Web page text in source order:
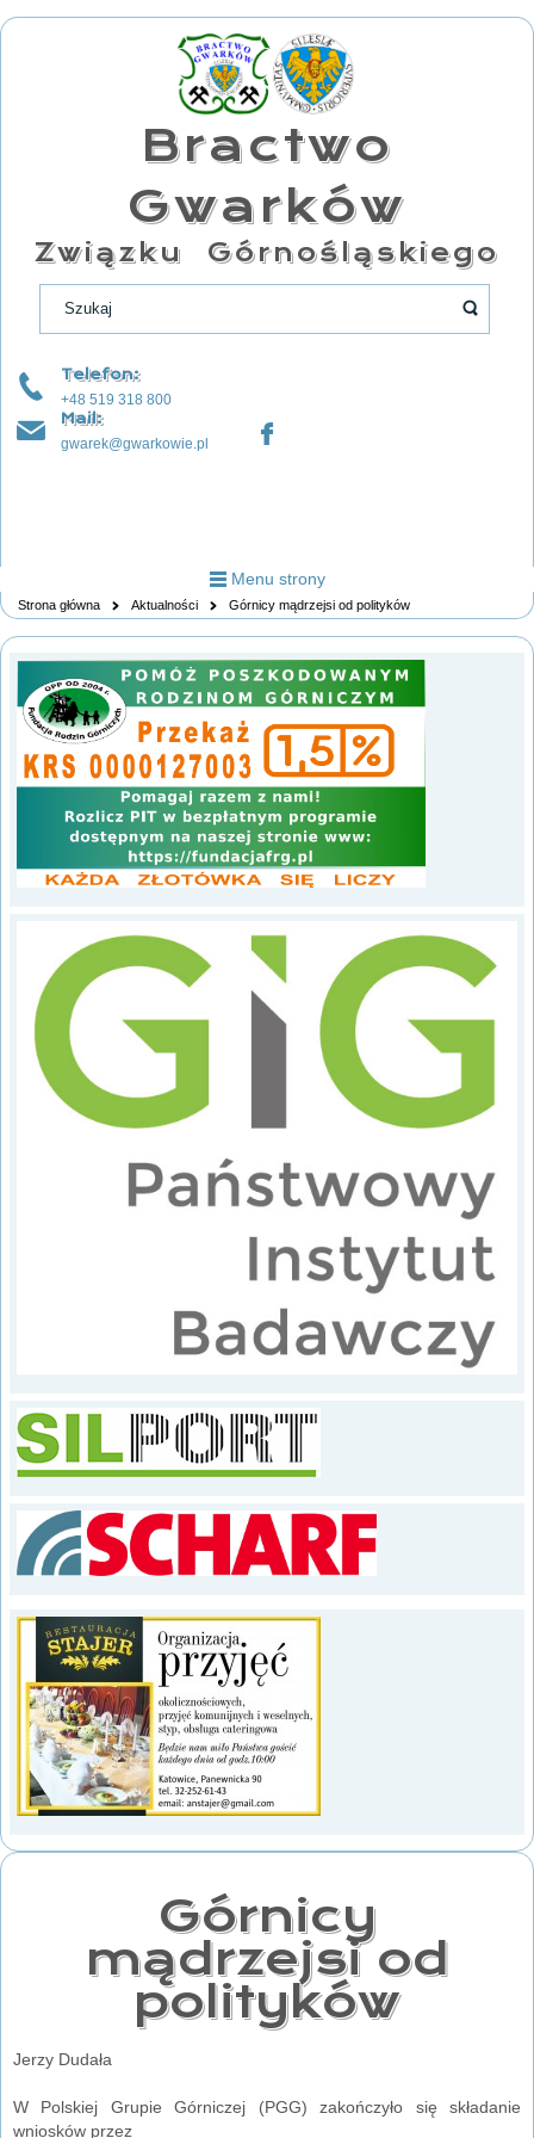
Bractwo
Gwarków
Związku Górnośląskiego
Telefon:
+48 519 318 800
Mail:
gwarek@gwarkowie.pl
Menu strony
Strona główna Aktualności Górnicy mądrzejsi od polityków
Górnicy
mądrzejsi od
polityków
Jerzy Dudała
W Polskiej Grupie Górniczej (PGG) zakończyło się składanie
wniosków przez